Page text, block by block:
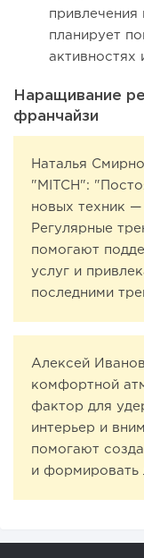
планирует
активностях
Наращивание
франчайзи
Наталья
"MITCH":
новых техник —
Регулярные
помогают
услуг и
последними
Алексей
комфортной
фактор для
интерьер и
помогают
и формировать